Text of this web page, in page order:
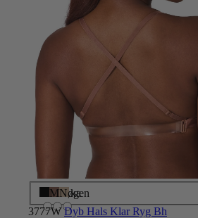
Sort
Mokka
Nøgen
3777W Dyb Hals Klar Ryg Bh